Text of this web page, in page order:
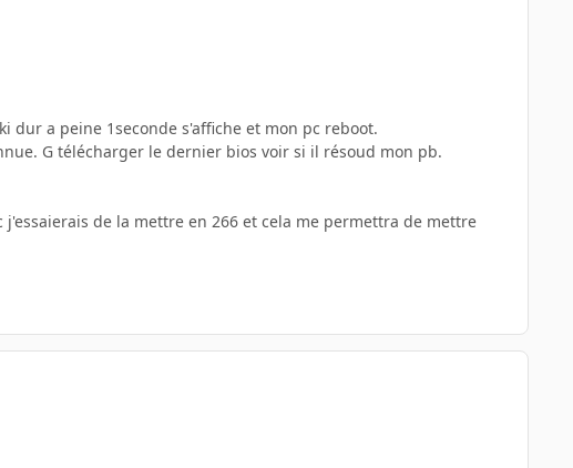
dur a peine 1seconde s'affiche et mon pc reboot.
G télécharger le dernier bios voir si il résoud mon pb.
de la mettre en 266 et cela me permettra de mettre